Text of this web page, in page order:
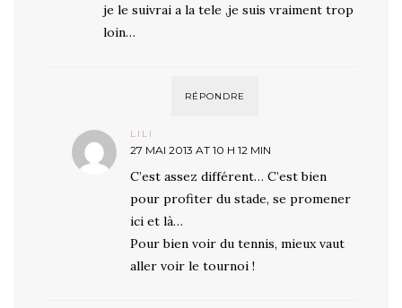
je le suivrai a la tele ,je suis vraiment trop
loin…
RÉPONDRE
LILI
27 MAI 2013 AT 10 H 12 MIN
C’est assez différent… C’est bien
pour profiter du stade, se promener
ici et là…
Pour bien voir du tennis, mieux vaut
aller voir le tournoi !